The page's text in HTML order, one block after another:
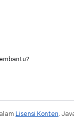
Lisensi Konten.